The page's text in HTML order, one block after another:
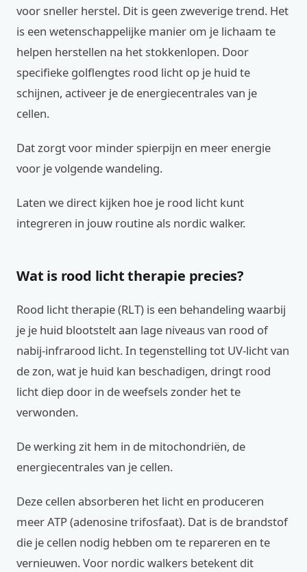
voor sneller herstel. Dit is geen zweverige trend. Het
is een wetenschappelijke manier om je lichaam te
helpen herstellen na het stokkenlopen. Door
specifieke golflengtes rood licht op je huid te
schijnen, activeer je de energiecentrales van je
cellen.
Dat zorgt voor minder spierpijn en meer energie
voor je volgende wandeling.
Laten we direct kijken hoe je rood licht kunt
integreren in jouw routine als nordic walker.
Wat is rood licht therapie precies?
Rood licht therapie (RLT) is een behandeling waarbij
je je huid blootstelt aan lage niveaus van rood of
nabij-infrarood licht. In tegenstelling tot UV-licht van
de zon, wat je huid kan beschadigen, dringt rood
licht diep door in de weefsels zonder het te
verwonden.
De werking zit hem in de mitochondriën, de
energiecentrales van je cellen.
Deze cellen absorberen het licht en produceren
meer ATP (adenosine trifosfaat). Dat is de brandstof
die je cellen nodig hebben om te repareren en te
vernieuwen. Voor nordic walkers betekent dit